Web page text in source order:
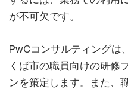
が不可欠です。
PwCコンサルティングは
くば市の職員向けの研修
ンを策定します。また、